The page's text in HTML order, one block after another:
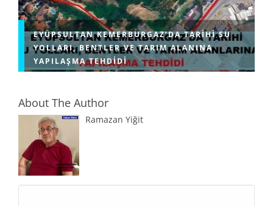
EYÜPSULTAN KEMERBURGAZ’DA TARIHI SU
YOLLARI, BENTLER VE TARIM ALANINA
YAPILAŞMA TEHDIDI
About The Author
Ramazan Yiğit